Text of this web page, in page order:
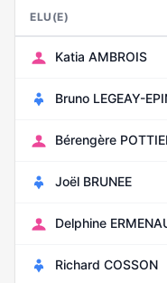
ELU(E)
Katia AMBROIS
Bruno LEGEAY-
Bérengère
Joël BRUNEE
Delphine
Richard COSSON